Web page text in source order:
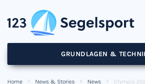
GRUNDLAGEN &
Home News & Stories News Olympia